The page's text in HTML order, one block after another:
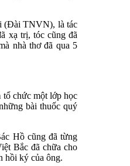
(Đài TNVN), là tác
xạ trị, tóc cũng đã
nhà thơ đã qua 5
chức một lớp học
bài thuốc quý
Hồ cũng đã từng
Bắc đã chữa cho
hồi ký của ông.